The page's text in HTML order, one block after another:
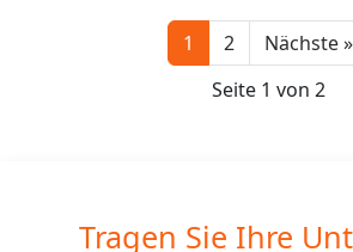
1 2 Nächste »
Seite 1 von 2
Tragen Sie Ihre